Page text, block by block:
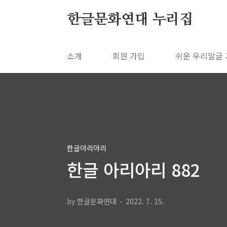
한글문화연대 누리집
소개 회원 가입 쉬운 우리말글
한글아리아리
한글 아리아리 882
by 한글문화연대 2022. 7. 15.